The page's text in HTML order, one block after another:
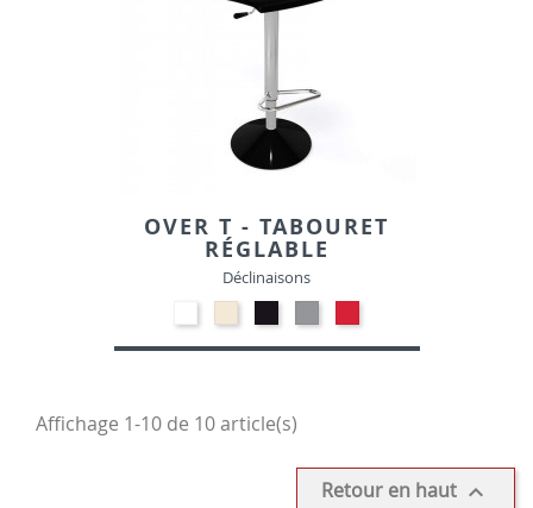
OVER T - TABOURET
RÉGLABLE
Déclinaisons
-
Blanc
-
Beige
-
Noir
-
Gris
-
Rouge
Affichage 1-10 de 10 article(s)
Retour en haut 